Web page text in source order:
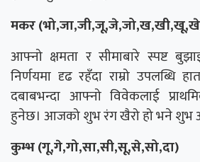
मकर
आफ्नो क्षमता र सीमाबारे स्पष्ट
निर्णयमा दृढ रहँदा राम्रो उपलब्धि
दबाबभन्दा आफ्नो विवेकलाई
हुनेछ। आजको शुभ रंग खैरो हो भने शुभ
कुम्भ (गू,गे,गो,सा,सी,सू,से,सो,दा)